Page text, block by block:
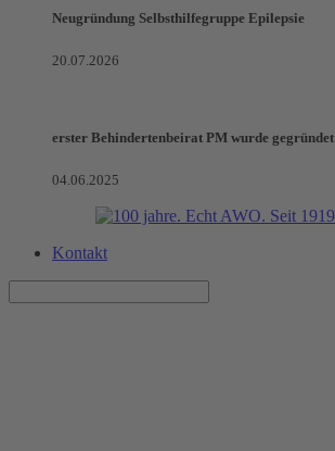
Neugründung Selbsthilfegruppe Epilepsie
20.07.2026
erster Behindertenbeirat PM wurde gegründet
04.06.2025
Kontakt